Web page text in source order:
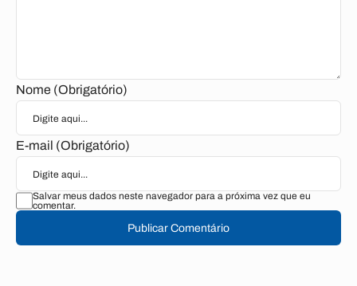
Nome (Obrigatório)
E-mail (Obrigatório)
Salvar meus dados neste navegador para a próxima vez que eu
comentar.
Publicar Comentário